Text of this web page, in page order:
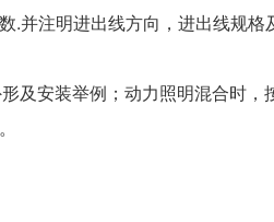
.并注明进出线方向，进出线规格
及安装举例；动力照明混合时，